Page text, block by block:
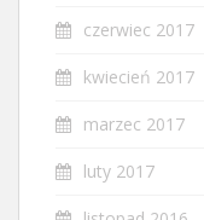
czerwiec 2017
kwiecień 2017
marzec 2017
luty 2017